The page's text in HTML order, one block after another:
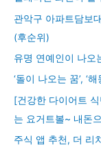
관악구 아파트담보
(후순위)
유명 연예인이 나오
‘돌이 나오는 꿈’, ‘해
[건강한 다이어트
는 요거트볼~ 내돈
주식 앱 추천, 더 리